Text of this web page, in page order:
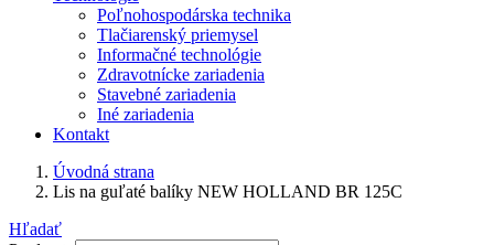
Poľnohospodárska technika
Tlačiarenský priemysel
Informačné technológie
Zdravotnícke zariadenia
Stavebné zariadenia
Iné zariadenia
Kontakt
Úvodná strana
Lis na guľaté balíky NEW HOLLAND BR 125C
Hľadať